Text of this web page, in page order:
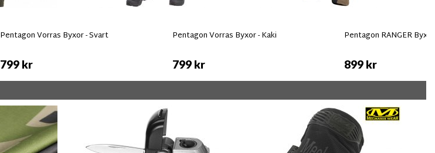
Pentagon Vorras Byxor - Svart
799 kr
Pentagon Vorras Byxor - Kaki
799 kr
Pentagon RANGER
899 kr